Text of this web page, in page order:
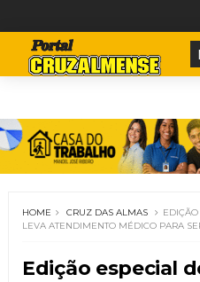
HOME CRUZ DAS ALMAS
LEVA ATENDIMENTO MÉDICO PARA
Edição especial